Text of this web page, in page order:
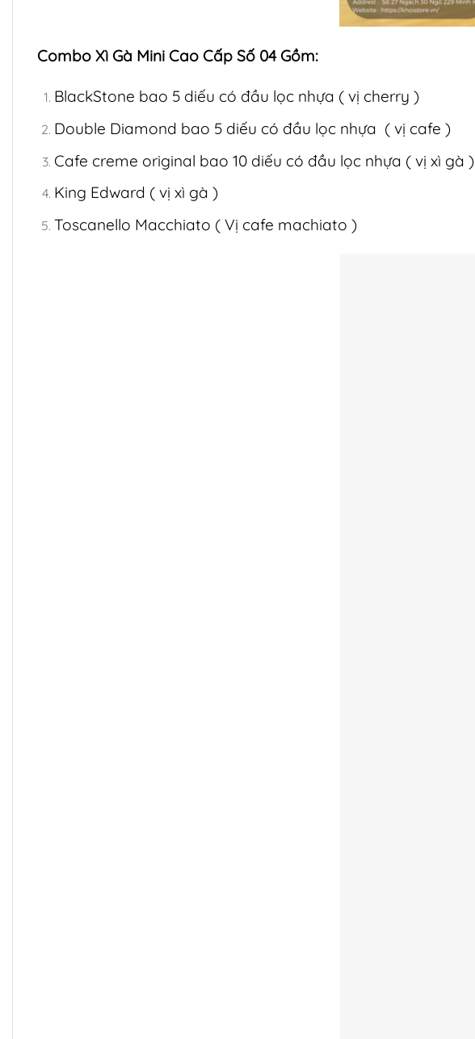
Combo Xì Gà Mini Cao Cấp Số 04 Gồm:
BlackStone bao 5 diếu có đầu lọc nhựa ( vị cherry )
Double Diamond bao 5 diếu có đầu lọc nhựa ( vị cafe )
Cafe creme original bao 10 diếu có đầu lọc nhựa ( vị xì gà )
King Edward ( vị xì gà )
Toscanello Macchiato ( Vị cafe machiato )